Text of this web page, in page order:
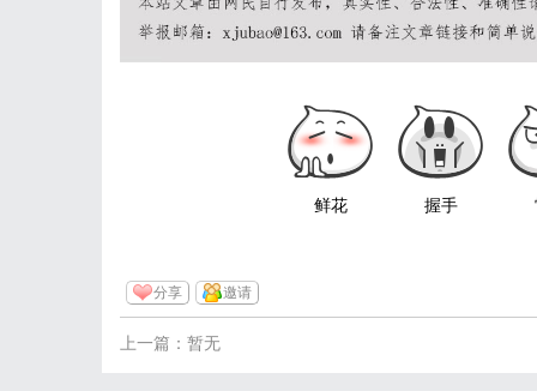
鲜花 握手
分享 邀请
上一篇：暂无